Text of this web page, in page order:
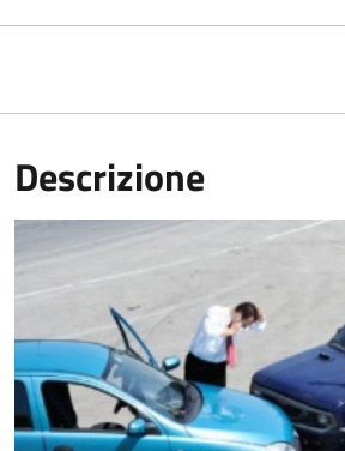
Descrizione